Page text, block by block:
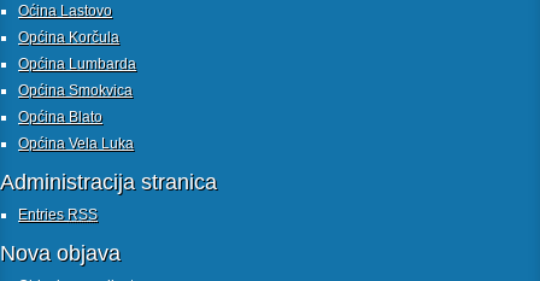
Oćina Lastovo
Općina Korčula
Općina Lumbarda
Općina Smokvica
Općina Blato
Općina Vela Luka
Administracija stranica
Entries RSS
Nova objava